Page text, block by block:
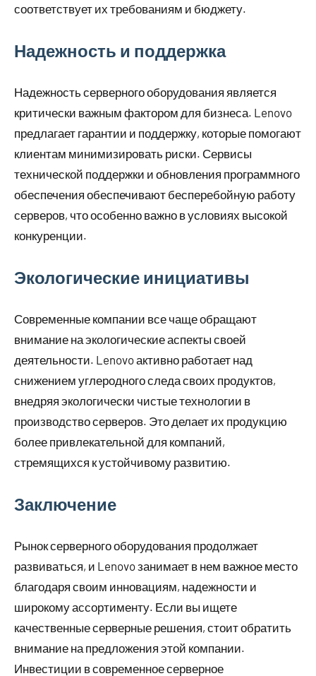
соответствует их требованиям и бюджету.
Надежность и поддержка
Надежность серверного оборудования является
критически важным фактором для бизнеса. Lenovo
предлагает гарантии и поддержку, которые помогают
клиентам минимизировать риски. Сервисы
технической поддержки и обновления программного
обеспечения обеспечивают бесперебойную работу
серверов, что особенно важно в условиях высокой
конкуренции.
Экологические инициативы
Современные компании все чаще обращают
внимание на экологические аспекты своей
деятельности. Lenovo активно работает над
снижением углеродного следа своих продуктов,
внедряя экологически чистые технологии в
производство серверов. Это делает их продукцию
более привлекательной для компаний,
стремящихся к устойчивому развитию.
Заключение
Рынок серверного оборудования продолжает
развиваться, и Lenovo занимает в нем важное место
благодаря своим инновациям, надежности и
широкому ассортименту. Если вы ищете
качественные серверные решения, стоит обратить
внимание на предложения этой компании.
Инвестиции в современное серверное